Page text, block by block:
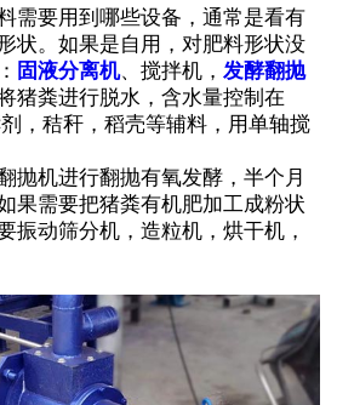
需要用到哪些设备，通常是看有
状。如果是自用，对肥料形状没
固液分离机、搅拌机， 发酵翻抛
猪粪进行脱水，含水量控制在
，秸秆，稻壳等辅料，用单轴搅
抛机进行翻抛有氧发酵，半个月
果需要把猪粪有机肥加工成粉状
振动筛分机，造粒机，烘干机，